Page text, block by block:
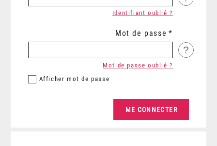
Identifiant oublié ?
Mot de passe
?
Afficher mot de passe
Mot de passe oublié ?